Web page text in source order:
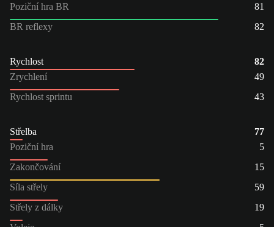
Poziční hra BR
81
BR reflexy
82
Rychlost
82
Zrychlení
49
Rychlost sprintu
43
Střelba
77
Poziční hra
5
Zakončování
15
Síla střely
59
Střely z dálky
19